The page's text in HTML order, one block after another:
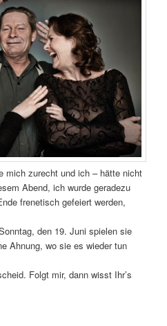
mich zurecht und ich – hätte nicht
Abend, ich wurde geradezu
frenetisch gefeiert werden,
den 19. Juni spielen sie
Ahnung, wo sie es wieder tun
Folgt mir, dann wisst Ihr’s